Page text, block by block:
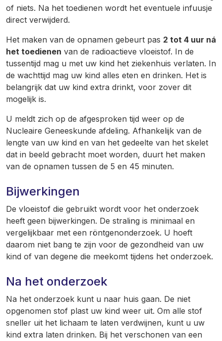
of niets. Na het toedienen wordt het eventuele infuusje
direct verwijderd.
Het maken van de opnamen gebeurt pas 2 tot 4 uur ná
het toedienen van de radioactieve vloeistof. In de
tussentijd mag u met uw kind het ziekenhuis verlaten. In
de wachttijd mag uw kind alles eten en drinken. Het is
belangrijk dat uw kind extra drinkt, voor zover dit
mogelijk is.
U meldt zich op de afgesproken tijd weer op de
Nucleaire Geneeskunde afdeling. Afhankelijk van de
lengte van uw kind en van het gedeelte van het skelet
dat in beeld gebracht moet worden, duurt het maken
van de opnamen tussen de 5 en 45 minuten.
Bijwerkingen
De vloeistof die gebruikt wordt voor het onderzoek
heeft geen bijwerkingen. De straling is minimaal en
vergelijkbaar met een röntgenonderzoek. U hoeft
daarom niet bang te zijn voor de gezondheid van uw
kind of van degene die meekomt tijdens het onderzoek.
Na het onderzoek
Na het onderzoek kunt u naar huis gaan. De niet
opgenomen stof plast uw kind weer uit. Om alle stof
sneller uit het lichaam te laten verdwijnen, kunt u uw
kind extra laten drinken. Bij het verschonen van een